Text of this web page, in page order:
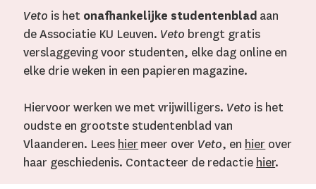
Veto is het onafhankelijke studentenblad aan
de Associatie KU Leuven. Veto brengt gratis
verslaggeving voor studenten, elke dag online en
elke drie weken in een papieren magazine.
Hiervoor werken we met vrijwilligers. Veto is het
oudste en grootste studentenblad van
Vlaanderen. Lees hier meer over Veto, en hier over
haar geschiedenis. Contacteer de redactie hier.